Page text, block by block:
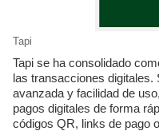
Tapi
Tapi se ha consolidado como una plataforma clave para facilitar
las transacciones
avanzada y facilidad de
pagos digitales de forma
códigos QR, links de pago